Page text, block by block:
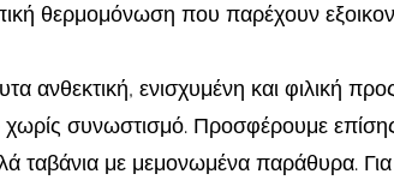
θερμομόνωση που παρέχουν
ανθεκτική, ενισχυμένη και φιλική
χωρίς συνωστισμό. Προσφέρουμε
ταβάνια με μεμονωμένα παράθυρα.